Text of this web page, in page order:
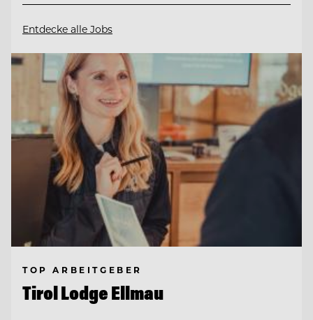
Entdecke alle Jobs
TOP ARBEITGEBER
Tirol Lodge Ellmau